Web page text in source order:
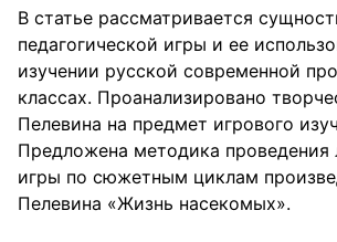
В статье рассматривается
педагогической игры и ее
изучении русской современной
классах. Проанализировано
Пелевина на предмет игрового
Предложена методика проведения
игры по сюжетным циклам
Пелевина «Жизнь насекомых».